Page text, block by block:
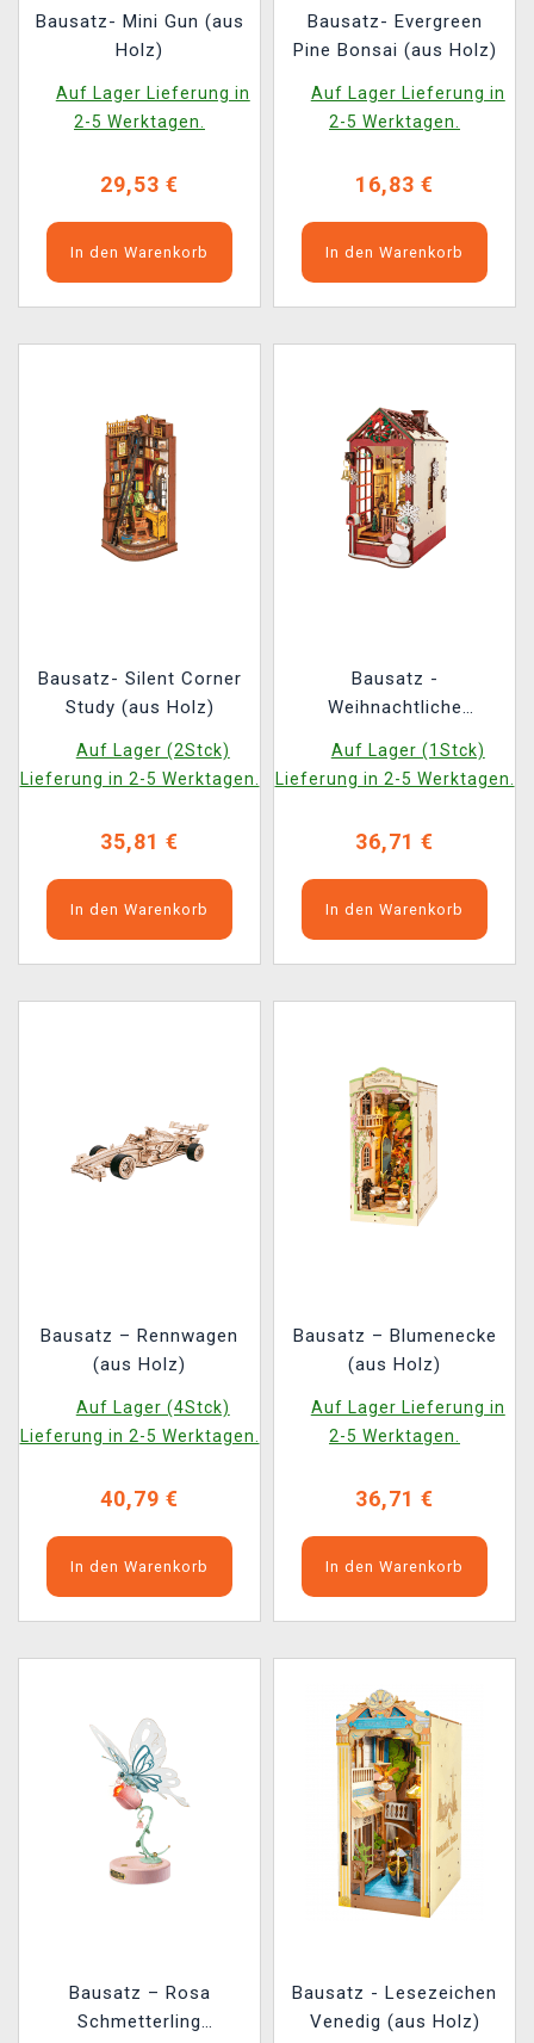
Bausatz- Mini Gun (aus
Holz)
Auf Lager Lieferung in
2-5 Werktagen.
29,53 €
In den Warenkorb
Bausatz- Evergreen
Pine Bonsai (aus Holz)
Auf Lager Lieferung in
2-5 Werktagen.
16,83 €
In den Warenkorb
Bausatz- Silent Corner
Study (aus Holz)
Auf Lager (2Stck)
Lieferung in 2-5 Werktagen.
35,81 €
In den Warenkorb
Bausatz -
Weihnachtliche
Auf Lager (1Stck)
Lieferung in 2-5 Werktagen.
36,71 €
In den Warenkorb
Bausatz – Rennwagen
(aus Holz)
Auf Lager (4Stck)
Lieferung in 2-5 Werktagen.
40,79 €
In den Warenkorb
Bausatz – Blumenecke
(aus Holz)
Auf Lager Lieferung in
2-5 Werktagen.
36,71 €
In den Warenkorb
Bausatz – Rosa
Schmetterling
Bausatz - Lesezeichen
Venedig (aus Holz)